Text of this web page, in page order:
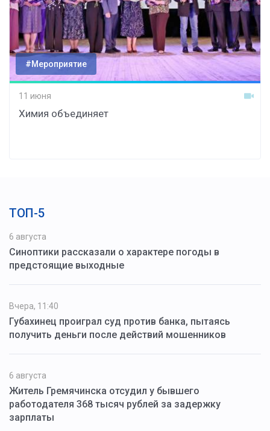
#Мероприятие
11 июня
Химия объединяет
ТОП-5
6 августа
Синоптики рассказали о характере погоды в
предстоящие выходные
Вчера, 11:40
Губахинец проиграл суд против банка, пытаясь
получить деньги после действий мошенников
6 августа
Житель Гремячинска отсудил у бывшего
работодателя 368 тысяч рублей за задержку
зарплаты